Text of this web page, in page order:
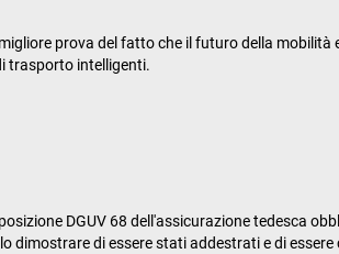
prova del fatto che il futuro della
trasporto intelligenti.
DGUV 68 dell'assicurazione tedesca
di essere stati addestrati e di